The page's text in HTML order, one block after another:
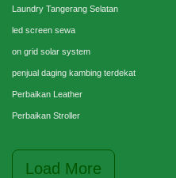
Laundry Tangerang Selatan
led screen sewa
on grid solar system
penjual daging kambing terdekat
Perbaikan Leather
Perbaikan Stroller
Load More